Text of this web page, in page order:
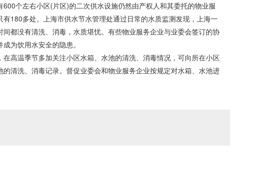
个左右小区(片区)的二次供水设施仍然由产权人和其委托的物业服
180多处。上海市供水节水管理处通过日常的水质监测发现，上海一
都没有清洗、消毒，水质堪忧。有些物业服务企业与业委会签订的协
为饮用水安全的隐患。
温季节多加关注小区水箱、水池的清洗、消毒情况，可向所在小区
清洗、消毒记录。督促业委会和物业服务企业按规定对水箱、水池进